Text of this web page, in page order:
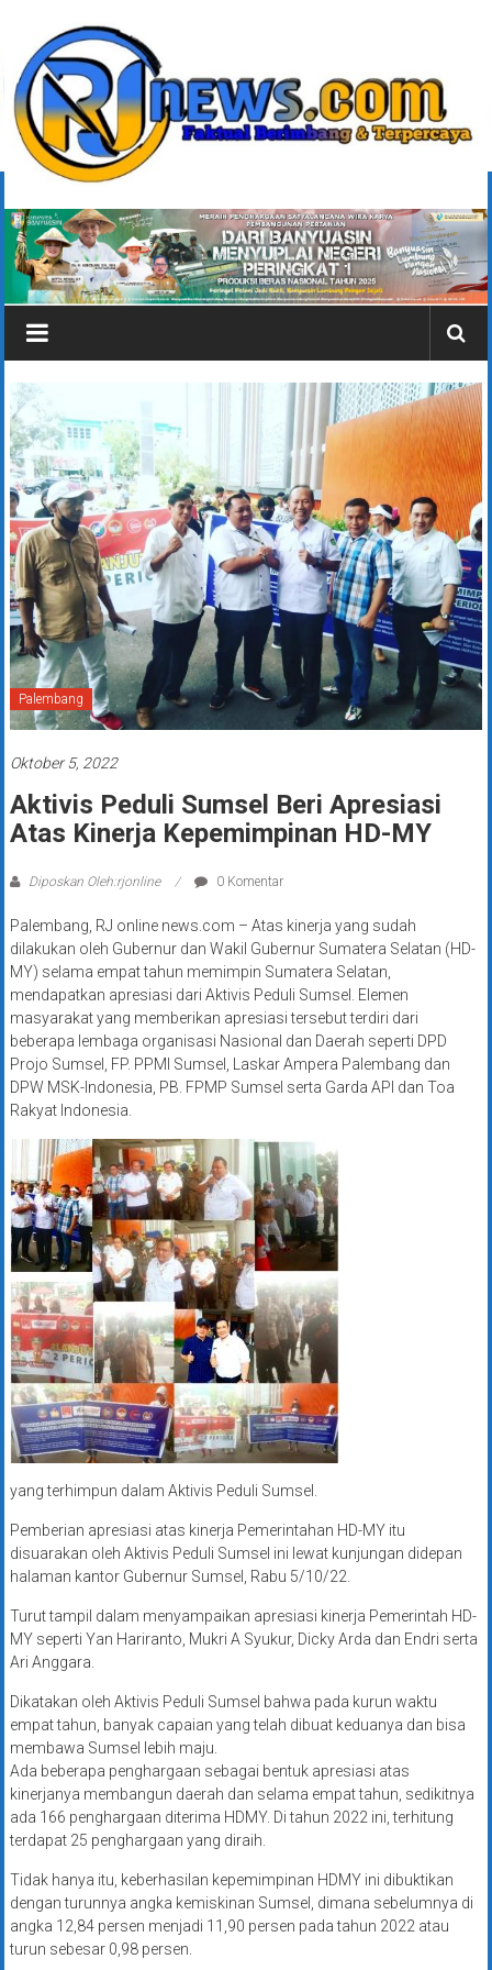
konten
rjonlinenews.com
Faktual
Berimbang
dan
Terpercaya
Palembang
Oktober 5, 2022
Aktivis Peduli Sumsel Beri Apresiasi
Atas Kinerja Kepemimpinan HD-MY
Diposkan Oleh:rjonline 0 Komentar
Palembang, RJ online news.com – Atas kinerja yang sudah
dilakukan oleh Gubernur dan Wakil Gubernur Sumatera Selatan (HD-
MY) selama empat tahun memimpin Sumatera Selatan,
mendapatkan apresiasi dari Aktivis Peduli Sumsel. Elemen
masyarakat yang memberikan apresiasi tersebut terdiri dari
beberapa lembaga organisasi Nasional dan Daerah seperti DPD
Projo Sumsel, FP. PPMI Sumsel, Laskar Ampera Palembang dan
DPW MSK-Indonesia, PB. FPMP Sumsel serta Garda API dan Toa
Rakyat Indonesia.
yang terhimpun dalam Aktivis Peduli Sumsel.
Pemberian apresiasi atas kinerja Pemerintahan HD-MY itu
disuarakan oleh Aktivis Peduli Sumsel ini lewat kunjungan didepan
halaman kantor Gubernur Sumsel, Rabu 5/10/22.
Turut tampil dalam menyampaikan apresiasi kinerja Pemerintah HD-
MY seperti Yan Hariranto, Mukri A Syukur, Dicky Arda dan Endri serta
Ari Anggara.
Dikatakan oleh Aktivis Peduli Sumsel bahwa pada kurun waktu
empat tahun, banyak capaian yang telah dibuat keduanya dan bisa
membawa Sumsel lebih maju.
Ada beberapa penghargaan sebagai bentuk apresiasi atas
kinerjanya membangun daerah dan selama empat tahun, sedikitnya
ada 166 penghargaan diterima HDMY. Di tahun 2022 ini, terhitung
terdapat 25 penghargaan yang diraih.
Tidak hanya itu, keberhasilan kepemimpinan HDMY ini dibuktikan
dengan turunnya angka kemiskinan Sumsel, dimana sebelumnya di
angka 12,84 persen menjadi 11,90 persen pada tahun 2022 atau
turun sebesar 0,98 persen.